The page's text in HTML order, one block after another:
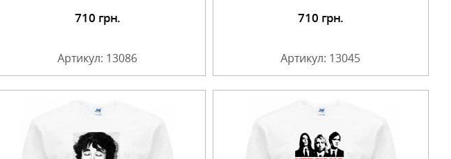
710 грн.
Артикул: 13086
Подробнее 710 грн.
Артикул: 13045